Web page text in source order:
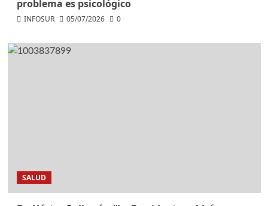
problema es psicológico
INFOSUR 05/07/2026 0
SALUD